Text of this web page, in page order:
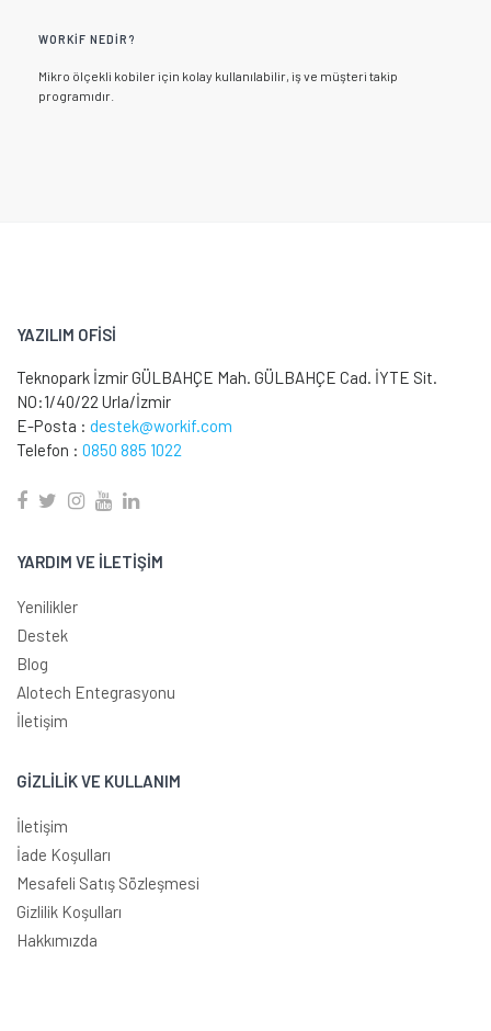
WORKIF NEDIR?
Mikro ölçekli kobiler için kolay kullanılabilir, iş ve müşteri takip
programıdır.
YAZILIM OFİSİ
Teknopark İzmir GÜLBAHÇE Mah. GÜLBAHÇE Cad. İYTE Sit.
NO:1/40/22 Urla/İzmir
E-Posta : destek@workif.com
Telefon : 0850 885 1022
YARDIM VE İLETİŞİM
Yenilikler
Destek
Blog
Alotech Entegrasyonu
İletişim
GİZLİLİK VE KULLANIM
İletişim
İade Koşulları
Mesafeli Satış Sözleşmesi
Gizlilik Koşulları
Hakkımızda